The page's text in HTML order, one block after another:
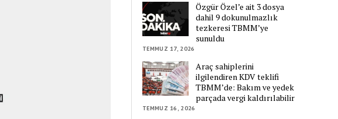
Özgür Özel’e ait 3 dosya
dahil 9 dokunulmazlık
tezkeresi TBMM’ye
sunuldu
TEMMUZ 17, 2026
Araç sahiplerini
ilgilendiren KDV teklifi
TBMM’de: Bakım ve yedek
parçada vergi kaldırılabilir
TEMMUZ 16, 2026